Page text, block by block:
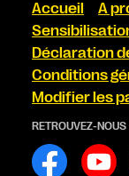
Accueil A
Déclaration
Conditions
Modifier les
RETROUVEZ-